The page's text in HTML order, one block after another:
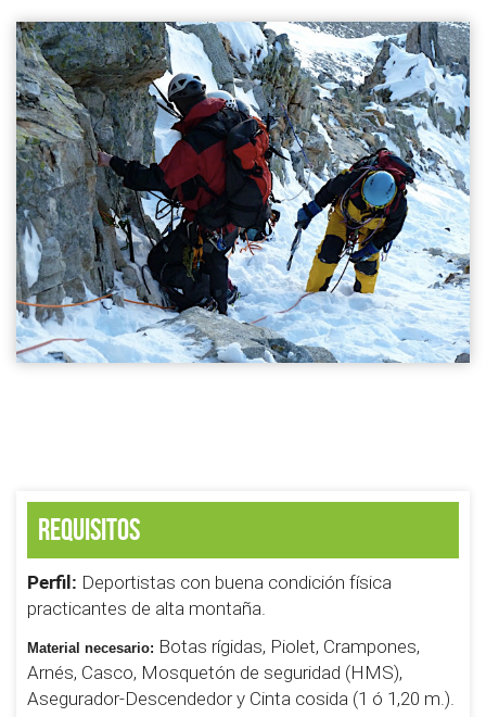
Requisitos
Perfil: Deportistas con buena condición física
practicantes de alta montaña.
Material necesario: Botas rígidas, Piolet, Crampones,
Arnés, Casco, Mosquetón de seguridad (HMS),
Asegurador-Descendedor y Cinta cosida (1 ó 1,20 m.).